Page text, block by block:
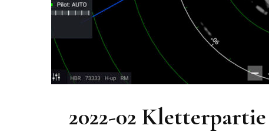
2022-02